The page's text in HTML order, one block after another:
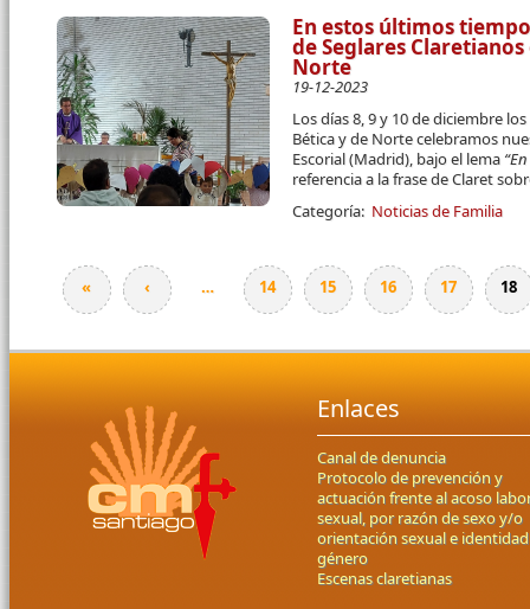
En estos últimos
de Seglares
Norte
19-12-2023
Los días 8, 9 y 10 de diciembre
Bética y de Norte celebramos
Escorial (Madrid), bajo el lema
referencia a la frase de Claret
Categoría: Noticias de Familia
Páginas
« ‹ … 14 15 16 17 18
Enlaces
Canal de denuncia
Protocolo de prevención y
actuación frente al acoso
sexual, por razón de sexo y/o
orientación sexual e
género
Escenas claretianas